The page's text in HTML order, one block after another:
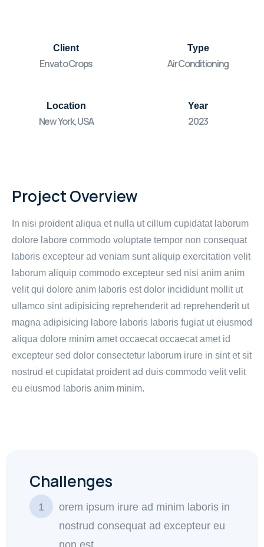
Client
Envato Crops
Type
Air Conditioning
Location
New York, USA
Year
2023
Project Overview
In nisi proident aliqua et nulla ut cillum cupidatat laborum
dolore labore commodo voluptate tempor non consequat
laboris excepteur ad veniam sunt aliquip exercitation velit
laborum aliquip commodo excepteur sed nisi anim anim
velit qui dolore anim laboris est dolor incididunt mollit ut
ullamco sint adipisicing reprehenderit ad reprehenderit ut
magna adipisicing labore laboris laboris fugiat ut eiusmod
aliqua dolore minim amet occaecat occaecat amet id
excepteur sed dolor consectetur laborum irure in sint et sit
nostrud et cupidatat proident ad duis commodo velit velit
eu eiusmod laboris anim minim.
Challenges
orem ipsum irure ad minim laboris in
nostrud consequat ad excepteur eu